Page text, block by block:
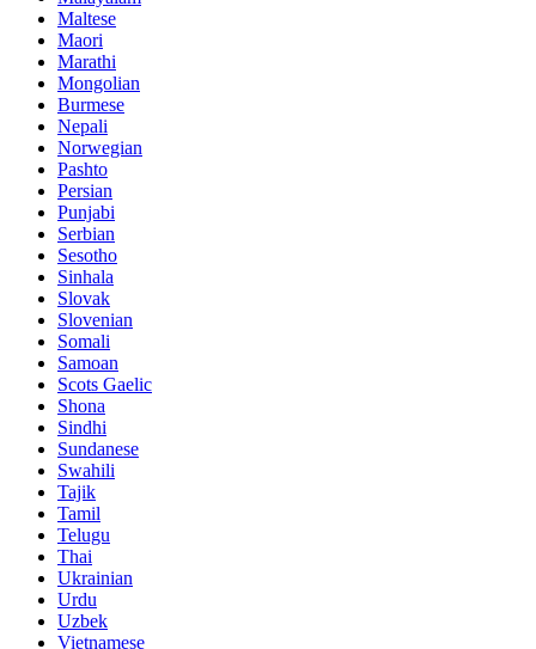
Maltese
Maori
Marathi
Mongolian
Burmese
Nepali
Norwegian
Pashto
Persian
Punjabi
Serbian
Sesotho
Sinhala
Slovak
Slovenian
Somali
Samoan
Scots Gaelic
Shona
Sindhi
Sundanese
Swahili
Tajik
Tamil
Telugu
Thai
Ukrainian
Urdu
Uzbek
Vietnamese